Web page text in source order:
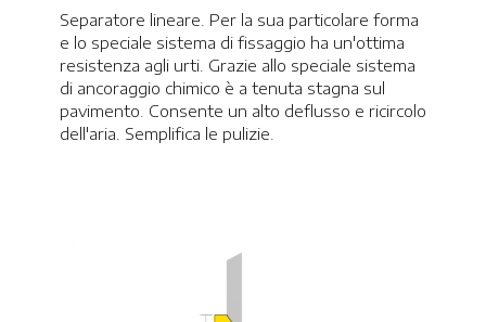
Separatore lineare. Per la sua particolare forma
e lo speciale sistema di fissaggio ha un'ottima
resistenza agli urti. Grazie allo speciale sistema
di ancoraggio chimico è a tenuta stagna sul
pavimento. Consente un alto deflusso e ricircolo
dell'aria. Semplifica le pulizie.